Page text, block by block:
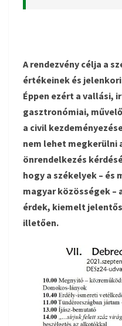
A rendezvény célja a
értékeinek és
Éppen ezért a vallási,
gasztronómiai,
a civil
nem lehet
önrendelkezés
hogy a székelyek – és
magyar közösségek
érdek, kiemelt
illetően.